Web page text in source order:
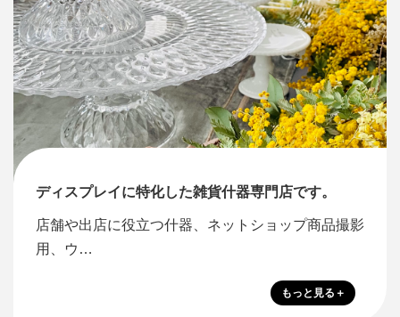
ディスプレイに特化した雑貨什器専門店です。
店舗や出店に役立つ什器、ネットショップ商品撮影
用、ウ…